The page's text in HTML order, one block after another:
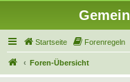
Startseite Forenregeln
Foren-Übersicht